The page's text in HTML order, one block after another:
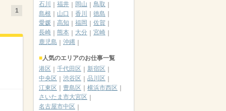
1
石川
福井 岡山
鳥取
島根
山口 香川
徳島
愛媛
高知 福岡
佐賀
長崎
熊本 大分
宮崎
鹿児島
沖縄
人気のエリアのお仕事一覧
港区
千代田区
新宿区
中央区
渋谷区
品川区
江東区
豊島区
横浜市西区
さいたま市大宮区
名古屋市中区